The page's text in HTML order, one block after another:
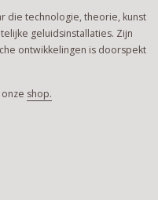
die technologie, theorie, kunst
geluidsinstallaties. Zijn
ontwikkelingen is doorspekt
shop.